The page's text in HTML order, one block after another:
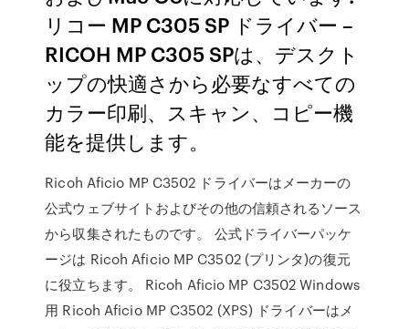
リコー MP C305 SP ドライバー –
RICOH MP C305 SPは、デスクト
ップの快適さから必要なすべての
カラー印刷、スキャン、コピー機
能を提供します。
Ricoh Aficio MP C3502 ドライバーはメーカーの
公式ウェブサイトおよびその他の信頼されるソース
から収集されたものです。 公式ドライバーパッケ
ージは Ricoh Aficio MP C3502 (プリンタ)の復元
に役立ちます。 Ricoh Aficio MP C3502 Windows
用 Ricoh Aficio MP C3502 (XPS) ドライバーはメ